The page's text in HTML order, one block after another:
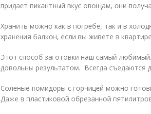
придает пикантный вкус овощам, они
Хранить можно как в погребе, так и в
хранения балкон, если вы живете в
Этот способ заготовки наш самый
довольны результатом. Всегда съедаются
Соленые помидоры с горчицей можно
Даже в пластиковой обрезанной